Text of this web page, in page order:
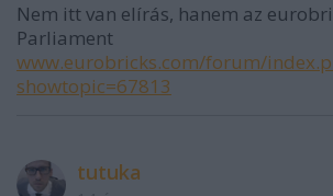
Nem itt van elírás, hanem az
Parliament
www.eurobricks.com/forum/
showtopic=67813
tutuka